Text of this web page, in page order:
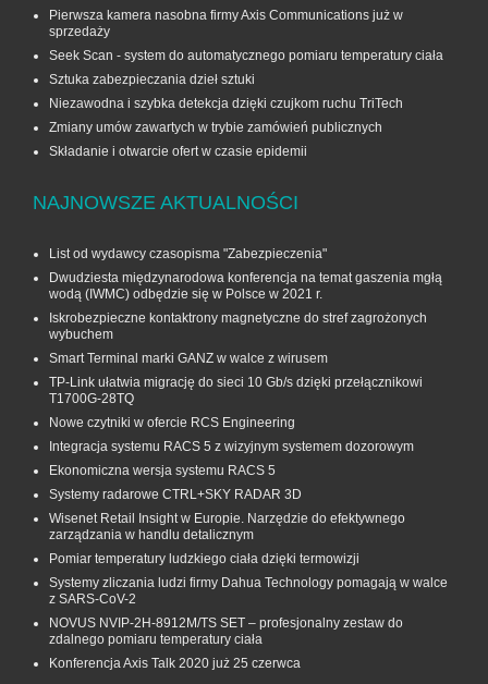
Pierwsza kamera nasobna firmy Axis Communications już w
sprzedaży
Seek Scan - system do automatycznego pomiaru temperatury ciała
Sztuka zabezpieczania dzieł sztuki
Niezawodna i szybka detekcja dzięki czujkom ruchu TriTech
Zmiany umów zawartych w trybie zamówień publicznych
Składanie i otwarcie ofert w czasie epidemii
NAJNOWSZE AKTUALNOŚCI
List od wydawcy czasopisma "Zabezpieczenia"
Dwudziesta międzynarodowa konferencja na temat gaszenia mgłą
wodą (IWMC) odbędzie się w Polsce w 2021 r.
Iskrobezpieczne kontaktrony magnetyczne do stref zagrożonych
wybuchem
Smart Terminal marki GANZ w walce z wirusem
TP-Link ułatwia migrację do sieci 10 Gb/s dzięki przełącznikowi
T1700G‑28TQ
Nowe czytniki w ofercie RCS Engineering
Integracja systemu RACS 5 z wizyjnym systemem dozorowym
Ekonomiczna wersja systemu RACS 5
Systemy radarowe CTRL+SKY RADAR 3D
Wisenet Retail Insight w Europie. Narzędzie do efektywnego
zarządzania w handlu detalicznym
Pomiar temperatury ludzkiego ciała dzięki termowizji
Systemy zliczania ludzi firmy Dahua Technology pomagają w walce
z SARS-CoV-2
NOVUS NVIP-2H-8912M/TS SET – profesjonalny zestaw do
zdalnego pomiaru temperatury ciała
Konferencja Axis Talk 2020 już 25 czerwca